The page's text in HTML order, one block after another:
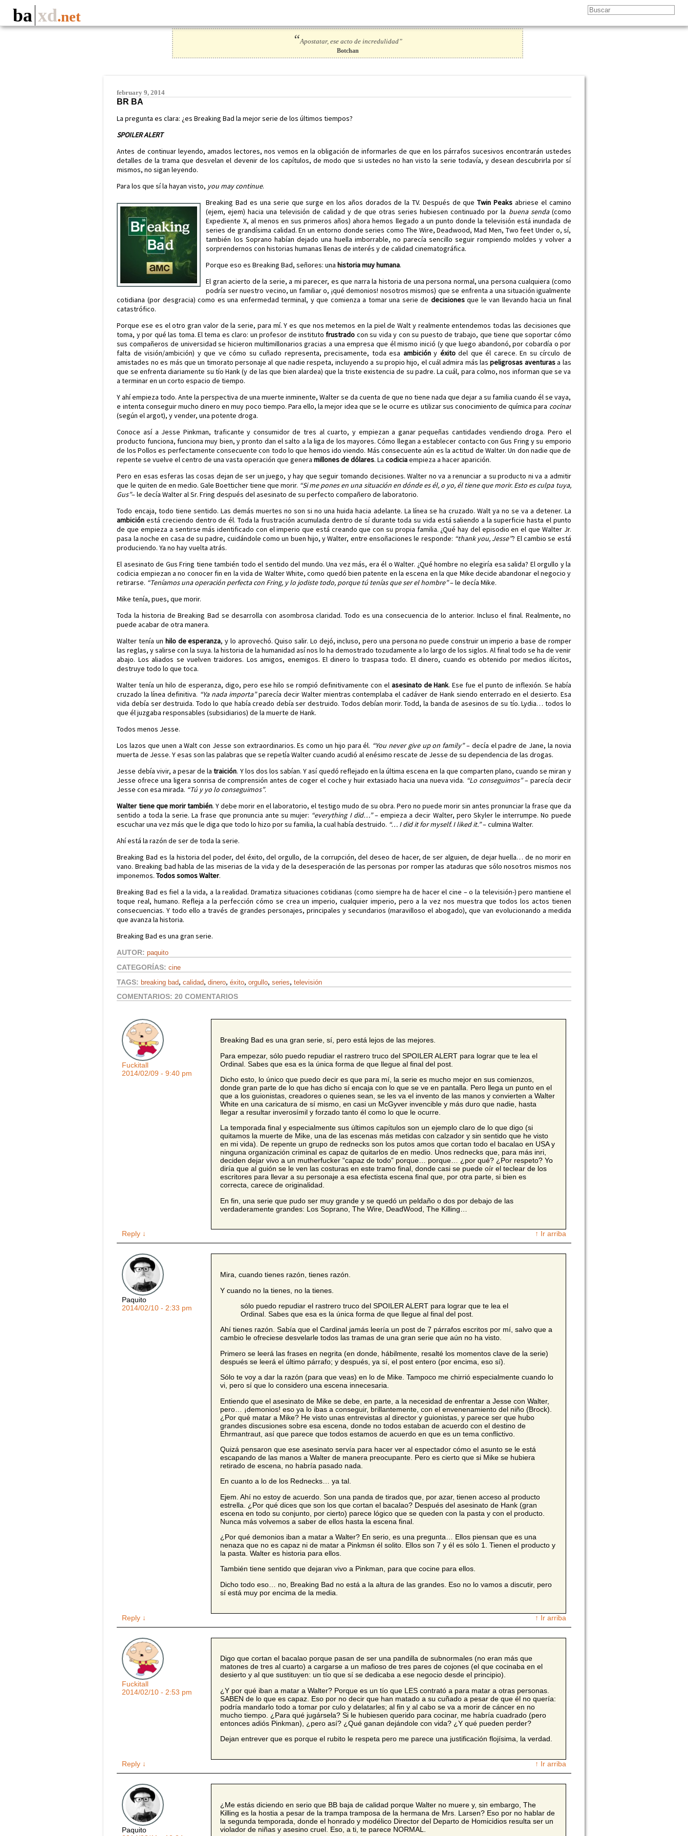
ba xd.net
“Apostatar, ese acto de incredulidad”
Botchan
february 9, 2014
BR BA
La pregunta es clara: ¿es Breaking Bad la mejor serie de los últimos tiempos?
SPOILER ALERT
Antes de continuar leyendo, amados lectores, nos vemos en la obligación de informarles de que en los párrafos sucesivos encontrarán ustedes
detalles de la trama que desvelan el devenir de los capítulos, de modo que si ustedes no han visto la serie todavía, y desean descubrirla por sí
mismos, no sigan leyendo.
Para los que sí la hayan visto, you may continue.
Breaking Bad es una serie que surge en los años dorados de la TV. Después de queTwin Peaks abriese el camino
(ejem, ejem) hacia una televisión de calidad y de que otras series hubiesen continuado por la buena senda(como
Expediente X, al menos en sus primeros años) ahora hemos llegado a un punto donde la televisión está inundada de
series de grandísima calidad. En un entorno donde series como The Wire, Deadwood, Mad Men, Two feet Under o, sí,
también los Soprano habían dejado una huella imborrable, no parecía sencillo seguir rompiendo moldes y volver a
sorprendernos con historias humanas llenas de interés y de calidad cinematográfica.
Porque eso es Breaking Bad, señores: una historia muy humana.
El gran acierto de la serie, a mi parecer, es que narra la historia de una persona normal, una persona cualquiera (como
podría ser nuestro vecino, un familiar o, ¡qué demonios! nosotros mismos) que se enfrenta a una situación igualmente
cotidiana (por desgracia) como es una enfermedad terminal, y que comienza a tomar una serie de decisionesque le van llevando hacia un final
catastrófico.
Porque ese es el otro gran valor de la serie, para mí. Y es que nos metemos en la piel de Walt y realmente entendemos todas las decisiones que
toma, y por qué las toma. El tema es claro: un profesor de institutofrustrado con su vida y con su puesto de trabajo, que tiene que soportar cómo
sus compañeros de universidad se hicieron multimillonarios gracias a una empresa que él mismo inició (y que luego abandonó, por cobardía o por
falta de visión/ambición) y que ve cómo su cuñado representa, precisamente, toda esa ambicióny éxitodel que él carece. En su círculo de
amistades no es más que un timorato personaje al que nadie respeta, incluyendo a su propio hijo, el cuál admira más laspeligrosas aventurasa las
que se enfrenta diariamente su tío Hank (y de las que bien alardea) que la triste existencia de su padre. La cuál, para colmo, nos informan que se va
a terminar en un corto espacio de tiempo.
Y ahí empieza todo. Ante la perspectiva de una muerte inminente, Walter se da cuenta de que no tiene nada que dejar a su familia cuando él se vaya,
e intenta conseguir mucho dinero en muy poco tiempo. Para ello, la mejor idea que se le ocurre es utilizar sus conocimiento de química para cocinar
(según el argot), y vender, una potente droga.
Conoce así a Jesse Pinkman, traficante y consumidor de tres al cuarto, y empiezan a ganar pequeñas cantidades vendiendo droga. Pero el
producto funciona, funciona muy bien, y pronto dan el salto a la liga de los mayores. Cómo llegan a establecer contacto con Gus Fring y su emporio
de los Pollos es perfectamente consecuente con todo lo que hemos ido viendo. Más consecuente aún es la actitud de Walter. Un don nadie que de
repente se vuelve el centro de una vasta operación que generamillones de dólares. Lacodiciaempieza a hacer aparición.
Pero en esas esferas las cosas dejan de ser un juego, y hay que seguir tomando decisiones. Walter no va a renunciar a su producto ni va a admitir
que le quiten de en medio. Gale Boetticher tiene que morir. “Si me pones en una situación en dónde es él, o yo, él tiene que morir. Esto es culpa tuya,
Gus”– le decía Walter al Sr. Fring después del asesinato de su perfecto compañero de laboratorio.
Todo encaja, todo tiene sentido. Las demás muertes no son si no una huida hacia adelante. La línea se ha cruzado. Walt ya no se va a detener. La
ambiciónestá creciendo dentro de él. Toda la frustración acumulada dentro de sí durante toda su vida está saliendo a la superficie hasta el punto
de que empieza a sentirse más identificado con el imperio que está creando que con su propia familia. ¿Qué hay del episodio en el que Walter Jr.
pasa la noche en casa de su padre, cuidándole como un buen hijo, y Walter, entre ensoñaciones le responde: “thank you, Jesse”? El cambio se está
produciendo. Ya no hay vuelta atrás.
El asesinato de Gus Fring tiene también todo el sentido del mundo. Una vez más, era él o Walter. ¿Qué hombre no elegiría esa salida? El orgullo y la
codicia empiezan a no conocer fin en la vida de Walter White, como quedó bien patente en la escena en la que Mike decide abandonar el negocio y
retirarse. “Teníamos una operación perfecta con Fring, y lo jodiste todo, porque tú tenías que ser el hombre”– le decía Mike.
Mike tenía, pues, que morir.
Toda la historia de Breaking Bad se desarrolla con asombrosa claridad. Todo es una consecuencia de lo anterior. Incluso el final. Realmente, no
puede acabar de otra manera.
Walter tenía un hilo de esperanza, y lo aprovechó. Quiso salir. Lo dejó, incluso, pero una persona no puede construir un imperio a base de romper
las reglas, y salirse con la suya. la historia de la humanidad así nos lo ha demostrado tozudamente a lo largo de los siglos. Al final todo se ha de venir
abajo. Los aliados se vuelven traidores. Los amigos, enemigos. El dinero lo traspasa todo. El dinero, cuando es obtenido por medios ilícitos,
destruye todo lo que toca.
Walter tenía un hilo de esperanza, digo, pero ese hilo se rompió definitivamente con el asesinato de Hank. Ese fue el punto de inflexión. Se había
cruzado la línea definitiva. “Ya nada importa”parecía decir Walter mientras contemplaba el cadáver de Hank siendo enterrado en el desierto. Esa
vida debía ser destruida. Todo lo que había creado debía ser destruido. Todos debían morir. Todd, la banda de asesinos de su tío. Lydia… todos lo
que él juzgaba responsables (subsidiarios) de la muerte de Hank.
Todos menos Jesse.
Los lazos que unen a Walt con Jesse son extraordinarios. Es como un hijo para él. “You never give up on family”– decía el padre de Jane, la novia
muerta de Jesse. Y esas son las palabras que se repetía Walter cuando acudió al enésimo rescate de Jesse de su dependencia de las drogas.
Jesse debía vivir, a pesar de latraición. Y los dos los sabían. Y así quedó reflejado en la última escena en la que comparten plano, cuando se miran y
Jesse ofrece una ligera sonrisa de comprensión antes de coger el coche y huir extasiado hacia una nueva vida. “Lo conseguimos”– parecía decir
Jesse con esa mirada. “Tú y yo lo conseguimos”.
Walter tiene que morir también. Y debe morir en el laboratorio, el testigo mudo de su obra. Pero no puede morir sin antes pronunciar la frase que da
sentido a toda la serie. La frase que pronuncia ante su mujer: “everything I did…”– empieza a decir Walter, pero Skyler le interrumpe. No puede
escuchar una vez más que le diga que todo lo hizo por su familia, la cual había destruido. “… I did it for myself. I liked it.”– culmina Walter.
Ahí está la razón de ser de toda la serie.
Breaking Bad es la historia del poder, del éxito, del orgullo, de la corrupción, del deseo de hacer, de ser alguien, de dejar huella… de no morir en
vano. Breaking bad habla de las miserias de la vida y de la desesperación de las personas por romper las ataduras que sólo nosotros mismos nos
imponemos.Todos somos Walter.
Breaking Bad es fiel a la vida, a la realidad. Dramatiza situaciones cotidianas (como siempre ha de hacer el cine – o la televisión-) pero mantiene el
toque real, humano. Refleja a la perfección cómo se crea un imperio, cualquier imperio, pero a la vez nos muestra que todos los actos tienen
consecuencias. Y todo ello a través de grandes personajes, principales y secundarios (maravilloso el abogado), que van evolucionando a medida
que avanza la historia.
Breaking Bad es una gran serie.
AUTOR: paquito
CATEGORÍAS: cine
TAGS: breaking bad,calidad,dinero,éxito,orgullo,series,televisión
COMENTARIOS:20 COMENTARIOS
Fuckitall
2014/02/09 - 9:40 pm
Breaking Bad es una gran serie, sí, pero está lejos de las mejores.
Para empezar, sólo puedo repudiar el rastrero truco del SPOILER ALERT para lograr que te lea el
Ordinal. Sabes que esa es la única forma de que llegue al final del post.
Dicho esto, lo único que puedo decir es que para mí, la serie es mucho mejor en sus comienzos,
donde gran parte de lo que has dicho sí encaja con lo que se ve en pantalla. Pero llega un punto en el
que a los guionistas, creadores o quienes sean, se les va el invento de las manos y convierten a Walter
White en una caricatura de sí mismo, en casi un McGyver invencible y más duro que nadie, hasta
llegar a resultar inverosímil y forzado tanto él como lo que le ocurre.
La temporada final y especialmente sus últimos capítulos son un ejemplo claro de lo que digo (si
quitamos la muerte de Mike, una de las escenas más metidas con calzador y sin sentido que he visto
en mi vida). De repente un grupo de rednecks son los putos amos que cortan todo el bacalao en USA y
ninguna organización criminal es capaz de quitarlos de en medio. Unos rednecks que, para más inri,
deciden dejar vivo a un mutherfucker “capaz de todo” porque… porque… ¿por qué? ¿Por respeto? Yo
diría que al guión se le ven las costuras en este tramo final, donde casi se puede oír el teclear de los
escritores para llevar a su personaje a esa efectista escena final que, por otra parte, si bien es
correcta, carece de originalidad.
En fin, una serie que pudo ser muy grande y se quedó un peldaño o dos por debajo de las
verdaderamente grandes: Los Soprano, The Wire, DeadWood, The Killing…
Reply ↓ ↑ Ir arriba
Paquito
2014/02/10 - 2:33 pm
Mira, cuando tienes razón, tienes razón.
Y cuando no la tienes, no la tienes.
sólo puedo repudiar el rastrero truco del SPOILER ALERT para lograr que te lea el
Ordinal. Sabes que esa es la única forma de que llegue al final del post.
Ahí tienes razón. Sabía que el Cardinal jamás leería un post de 7 párrafos escritos por mí, salvo que a
cambio le ofreciese desvelarle todos las tramas de una gran serie que aún no ha visto.
Primero se leerá las frases en negrita (en donde, hábilmente, resalté los momentos clave de la serie)
después se leerá el último párrafo; y después, ya sí, el post entero (por encima, eso sí).
Sólo te voy a dar la razón (para que veas) en lo de Mike. Tampoco me chirrió especialmente cuando lo
vi, pero sí que lo considero una escena innecesaria.
Entiendo que el asesinato de Mike se debe, en parte, a la necesidad de enfrentar a Jesse con Walter,
pero… ¡demonios! eso ya lo ibas a conseguir, brillantemente, con el envenenamiento del niño (Brock).
¿Por qué matar a Mike? He visto unas entrevistas al director y guionistas, y parece ser que hubo
grandes discusiones sobre esa escena, donde no todos estaban de acuerdo con el destino de
Ehrmantraut, así que parece que todos estamos de acuerdo en que es un tema conflictivo.
Quizá pensaron que ese asesinato servía para hacer ver al espectador cómo el asunto se le está
escapando de las manos a Walter de manera preocupante. Pero es cierto que si Mike se hubiera
retirado de escena, no habría pasado nada.
En cuanto a lo de los Rednecks… ya tal.
Ejem. Ahí no estoy de acuerdo. Son una panda de tirados que, por azar, tienen acceso al producto
estrella. ¿Por qué dices que son los que cortan el bacalao? Después del asesinato de Hank (gran
escena en todo su conjunto, por cierto) parece lógico que se queden con la pasta y con el producto.
Nunca más volvemos a saber de ellos hasta la escena final.
¿Por qué demonios iban a matar a Walter? En serio, es una pregunta… Ellos piensan que es una
nenaza que no es capaz ni de matar a Pinkmsn él solito. Ellos son 7 y él es sólo 1. Tienen el producto y
la pasta. Walter es historia para ellos.
También tiene sentido que dejaran vivo a Pinkman, para que cocine para ellos.
Dicho todo eso… no, Breaking Bad no está a la altura de las grandes. Eso no lo vamos a discutir, pero
sí está muy por encima de la media.
Reply ↓ ↑ Ir arriba
Fuckitall
2014/02/10 - 2:53 pm
Digo que cortan el bacalao porque pasan de ser una pandilla de subnormales (no eran más que
matones de tres al cuarto) a cargarse a un mafioso de tres pares de cojones (el que cocinaba en el
desierto y al que sustituyen: un tío que sí se dedicaba a ese negocio desde el principio).
¿Y por qué iban a matar a Walter? Porque es un tío que LES contrató a para matar a otras personas.
SABEN de lo que es capaz. Eso por no decir que han matado a su cuñado a pesar de que él no quería:
podría mandarlo todo a tomar por culo y delatarles; al fin y al cabo se va a morir de cáncer en no
mucho tiempo. ¿Para qué jugársela? Si le hubiesen querido para cocinar, me habría cuadrado (pero
entonces adiós Pinkman), ¿pero así? ¿Qué ganan dejándole con vida? ¿Y qué pueden perder?
Dejan entrever que es porque el rubito le respeta pero me parece una justificación flojísima, la verdad.
Reply ↓ ↑ Ir arriba
Paquito
¿Me estás diciendo en serio que BB baja de calidad porque Walter no muere y, sin embargo, The
Killing es la hostia a pesar de la trampa tramposa de la hermana de Mrs. Larsen? Eso por no hablar de
la segunda temporada, donde el honrado y modélico Director del Departo de Homicidios resulta ser un
violador de niñas y asesino cruel. Eso, a ti, te parece NORMAL.